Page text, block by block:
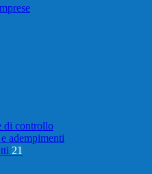
di controllo
adempimenti
21